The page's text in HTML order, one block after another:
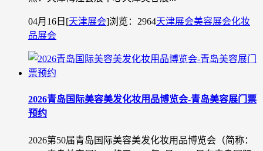
04月16日 [天津展会]浏览：2964天津展会美容展会化妆
品展会
2026青岛国际美容美发化妆用品博览会-青岛美容展门票
预约
2026第50届青岛国际美容美发化妆用品博览会（简称：